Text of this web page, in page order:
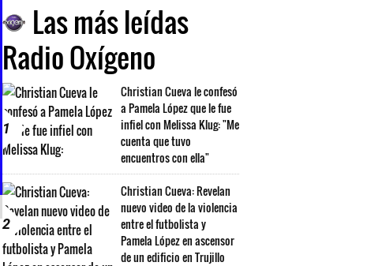
Las más leídas
Radio Oxígeno
1
Christian Cueva le confesó
a Pamela López que le fue
infiel con Melissa Klug: "Me
cuenta que tuvo
encuentros con ella"
2
Christian Cueva: Revelan
nuevo video de la violencia
entre el futbolista y
Pamela López en ascensor
de un edificio en Trujillo